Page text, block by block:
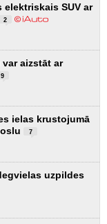
elektriskais SUV ar
2
aizstāt ar
9
ielas krustojumā
7
uzpildes